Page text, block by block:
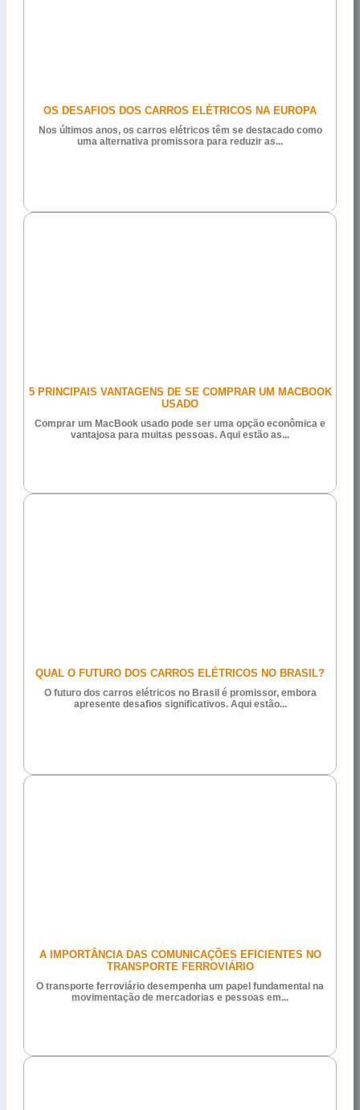
OS DESAFIOS DOS CARROS ELÉTRICOS NA EUROPA
Nos últimos anos, os carros elétricos têm se destacado como
uma alternativa promissora para reduzir as...
5 PRINCIPAIS VANTAGENS DE SE COMPRAR UM MACBOOK
USADO
Comprar um MacBook usado pode ser uma opção econômica e
vantajosa para muitas pessoas. Aqui estão as...
QUAL O FUTURO DOS CARROS ELÉTRICOS NO BRASIL?
O futuro dos carros elétricos no Brasil é promissor, embora
apresente desafios significativos. Aqui estão...
A IMPORTÂNCIA DAS COMUNICAÇÕES EFICIENTES NO
TRANSPORTE FERROVIÁRIO
O transporte ferroviário desempenha um papel fundamental na
movimentação de mercadorias e pessoas em...